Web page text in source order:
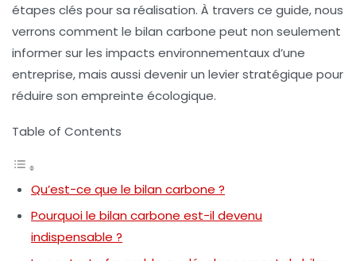
étapes clés pour sa réalisation. À travers ce guide, nous
verrons comment le bilan carbone peut non seulement
informer sur les impacts environnementaux d’une
entreprise, mais aussi devenir un levier stratégique pour
réduire son empreinte écologique.
Table of Contents
Qu’est-ce que le bilan carbone ?
Pourquoi le bilan carbone est-il devenu
indispensable ?